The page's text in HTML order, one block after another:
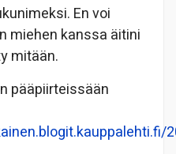
En voi
miehen kanssa äitini
mitään.
pääpiirteissään